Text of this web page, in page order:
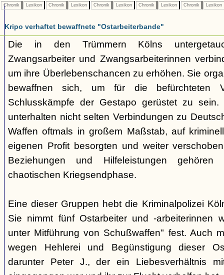
Chronik Lexikon Chronik Lexikon Chronik Lexikon Chronik Lexikon Chronik Lexikon
Kripo verhaftet bewaffnete "Ostarbeiterbande"
Die in den Trümmern Kölns
Zwangsarbeiter und Zwangsarbeiterinnen
um ihre Überlebenschancen zu erhöhen. Sie
bewaffnen sich, um für die befürchteten
Schlusskämpfe der Gestapo gerüstet zu sein.
unterhalten nicht selten Verbindungen zu
Waffen oftmals in großem Maßstab, auf
eigenen Profit besorgten und weiter
Beziehungen und Hilfeleistungen
chaotischen Kriegsendphase.
Eine dieser Gruppen hebt die Kriminalpolizei
Sie nimmt fünf Ostarbeiter und -arbeiterinnen
unter Mitführung von Schußwaffen" fest. Auch
wegen Hehlerei und Begünstigung dieser
darunter Peter J., der ein Liebesverhältnis